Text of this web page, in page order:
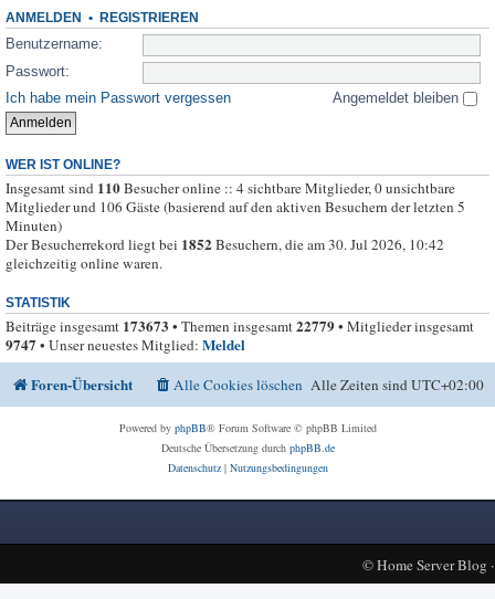
ANMELDEN • REGISTRIEREN
Benutzername:
Passwort:
Ich habe mein Passwort vergessen
Angemeldet bleiben
WER IST ONLINE?
Insgesamt sind 110Besucher online :: 4 sichtbare Mitglieder, 0 unsichtbare
Mitglieder und 106 Gäste (basierend auf den aktiven Besuchern der letzten 5
Minuten)
Der Besucherrekord liegt bei 1852Besuchern, die am 30. Jul 2026, 10:42
gleichzeitig online waren.
STATISTIK
Beiträge insgesamt 173673 • Themen insgesamt22779• Mitglieder insgesamt
9747• Unser neuestes Mitglied: Meldel
Foren-Übersicht
Alle Zeiten sindUTC+02:00
Alle Cookies löschen
Powered by phpBB® Forum Software © phpBB Limited
Deutsche Übersetzung durch phpBB.de
Datenschutz| Nutzungsbedingungen
©Home Server Blog